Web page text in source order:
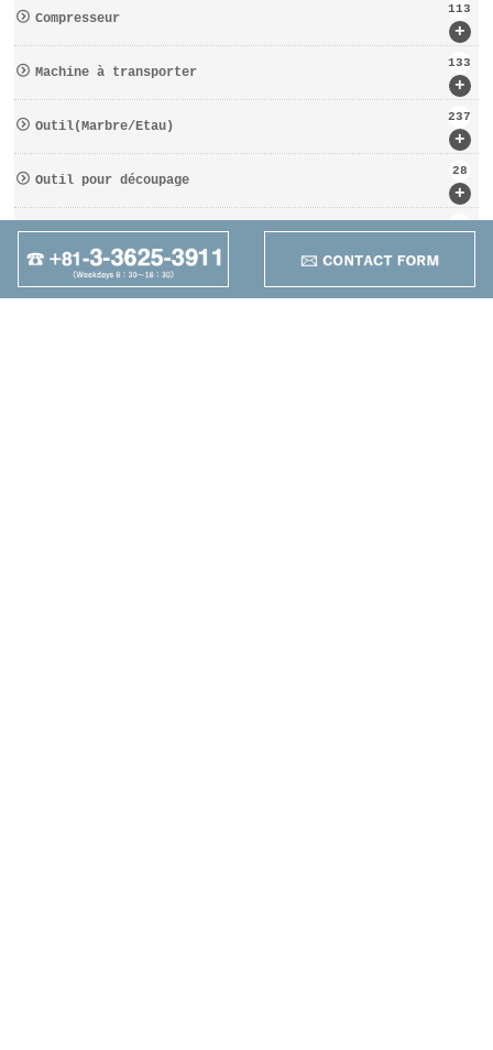
+
Compresseur
113
+
Machine à transporter
133
+
Outil(Marbre/Etau)
237
+
Outil pour découpage
28
D′OUTILS COUPANTS
162
+
Autres